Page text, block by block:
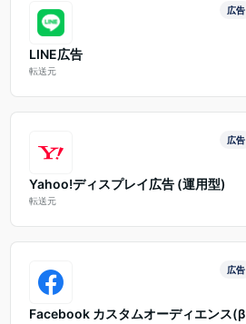
広告
LINE広告
転送元
広告
Yahoo!ディスプレイ広告 (運用型)
転送元
広告
Facebook カスタムオーディエンス(β